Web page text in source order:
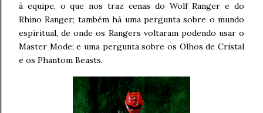
à equipe, o que nos traz cenas do Wolf Ranger e do
Rhino Ranger; também há uma pergunta sobre o mundo
espiritual, de onde os Rangers voltaram podendo usar o
Master Mode; e uma pergunta sobre os Olhos de Cristal
e os Phantom Beasts.